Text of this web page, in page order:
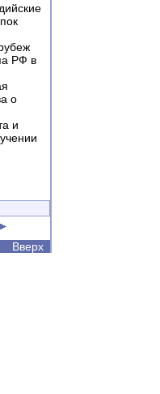
РФ в
о
и
Вверх